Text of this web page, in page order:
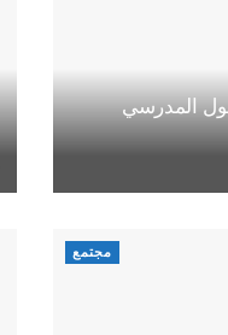
المدرسي
مجتمع